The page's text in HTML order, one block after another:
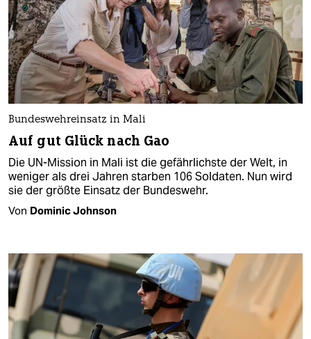
Bundeswehreinsatz in Mali
Auf gut Glück nach Gao
Die UN-Mission in Mali ist die gefährlichste der Welt, in
weniger als drei Jahren starben 106 Soldaten. Nun wird
sie der größte Einsatz der Bundeswehr.
Von Dominic Johnson